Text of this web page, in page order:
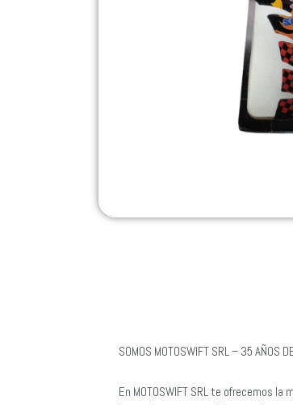
SOMOS MOTOSWIFT SRL – 35 AÑOS
En MOTOSWIFT SRL te ofrecemos